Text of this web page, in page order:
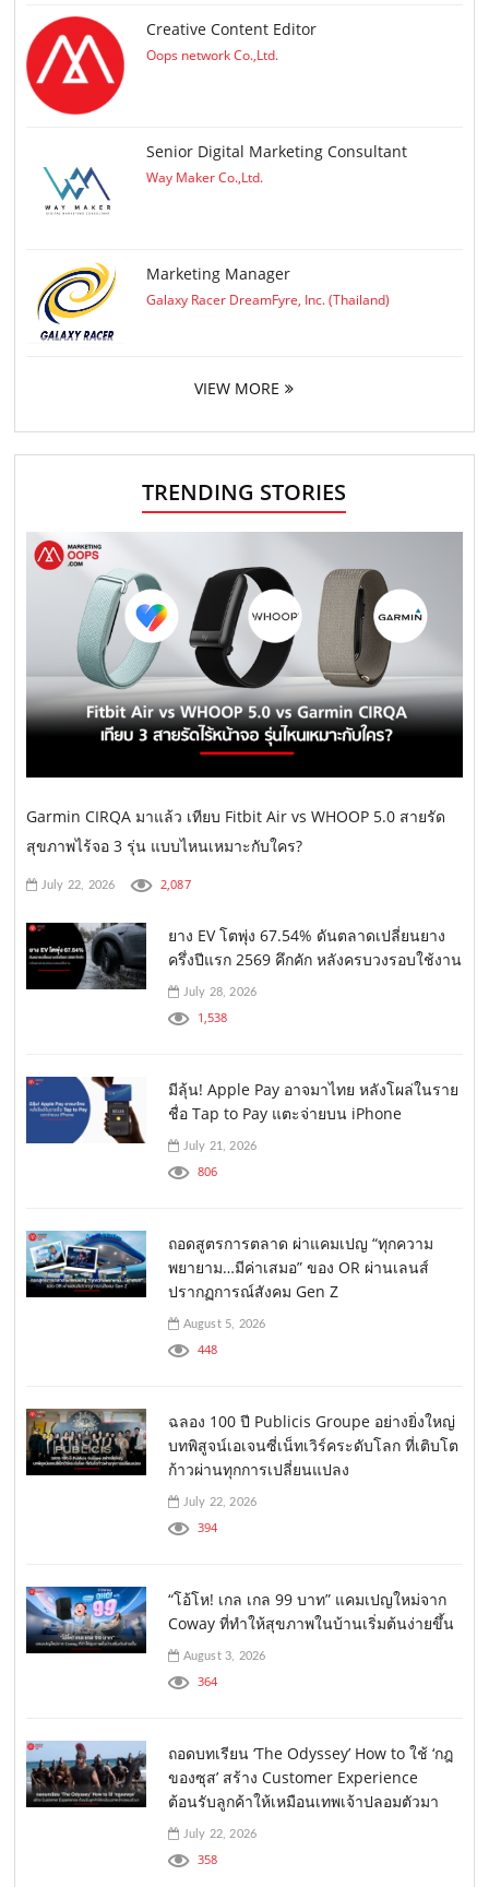
Creative Content Editor
Oops network Co.,Ltd.
Senior Digital Marketing Consultant
Way Maker Co.,Ltd.
Marketing Manager
Galaxy Racer DreamFyre, Inc. (Thailand)
VIEW MORE
TRENDING STORIES
Garmin CIRQA มาแล้ว เทียบ Fitbit Air vs WHOOP 5.0 สายรัด
สุขภาพไร้จอ 3 รุ่น แบบไหนเหมาะกับใคร?
July 22, 2026 2,087
ยาง EV โตพุ่ง 67.54% ดันตลาดเปลี่ยนยาง
ครึ่งปีแรก 2569 คึกคัก หลังครบวงรอบใช้งาน
July 28, 2026
1,538
มีลุ้น! Apple Pay อาจมาไทย หลังโผล่ในราย
ชื่อ Tap to Pay แตะจ่ายบน iPhone
July 21, 2026
806
ถอดสูตรการตลาด ผ่าแคมเปญ “ทุกความ
พยายาม…มีค่าเสมอ” ของ OR ผ่านเลนส์
ปรากฏการณ์สังคม Gen Z
August 5, 2026
448
ฉลอง 100 ปี Publicis Groupe อย่างยิ่งใหญ่
บทพิสูจน์เอเจนซี่เน็ทเวิร์คระดับโลก ที่เติบโต
ก้าวผ่านทุกการเปลี่ยนแปลง
July 22, 2026
394
“โอ้โห! เกล เกล 99 บาท” แคมเปญใหม่จาก
Coway ที่ทำให้สุขภาพในบ้านเริ่มต้นง่ายขึ้น
August 3, 2026
364
ถอดบทเรียน ‘The Odyssey’ How to ใช้ ‘กฎ
ของซุส’ สร้าง Customer Experience
ต้อนรับลูกค้าให้เหมือนเทพเจ้าปลอมตัวมา
July 22, 2026
358